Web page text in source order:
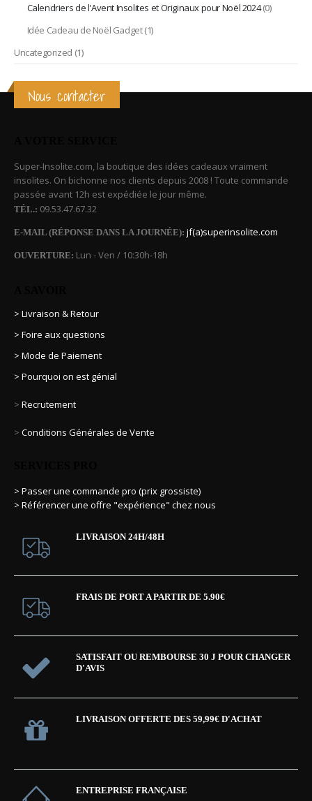
Calendriers de l'Avent Insolites et Originaux pour Noël 2024(0)
Idée Cadeau de Noël Gadget(1)
Uncategorized (1)
Nous contacter
Super-Insolite.com, la boutique des idées cadeaux vraiment
insolites. On bichonne nos clients depuis 2008 ! Toute commande
passée avant 12h est expédiée le jour même.
TÉL.: 09.53.47.67.32
E-MAIL (RÉPONSE DANS LA JOURNÉE): jf(a)superinsolite.com
OUVERTURE: Lun - Ven / 10:30h-18h
> Livraison & Retour
> Foire aux questions
> Mode de Paiement
> Pourquoi on est génial
> Recrutement
> Conditions Générales de Vente
> Passer une commande pro (prix grossiste)
> Référencer une offre "expérience" chez nous
LIVRAISON 24H/48H
FRAIS DE PORT A PARTIR DE 5.90€
SATISFAIT OU REMBOURSE 30 J POUR CHANGER
D'AVIS
LIVRAISON OFFERTE DES 59,99€ D'ACHAT
ENTREPRISE FRANÇAISE